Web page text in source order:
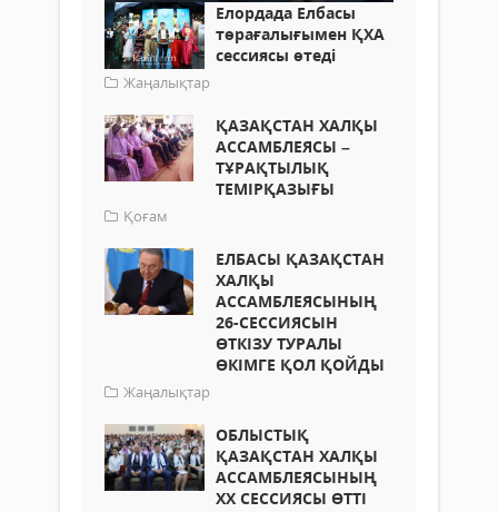
Елордада Елбасы
төрағалығымен ҚХА
сессиясы өтеді
Жаңалықтар
ҚАЗАҚСТАН ХАЛҚЫ
АССАМБЛЕЯСЫ –
ТҰРАҚТЫЛЫҚ
ТЕМІРҚАЗЫҒЫ
Қоғам
ЕЛБАСЫ ҚАЗАҚСТАН
ХАЛҚЫ
АССАМБЛЕЯСЫНЫҢ
26-СЕССИЯСЫН
ӨТКІЗУ ТУРАЛЫ
ӨКІМГЕ ҚОЛ ҚОЙДЫ
Жаңалықтар
ОБЛЫСТЫҚ
ҚАЗАҚСТАН ХАЛҚЫ
АССАМБЛЕЯСЫНЫҢ
ХХ СЕССИЯСЫ ӨТТІ